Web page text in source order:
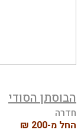
הבוסתן הסודי
חדרה
החל מ-200 ₪